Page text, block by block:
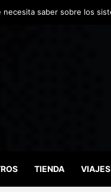
TIENDA VIAJES